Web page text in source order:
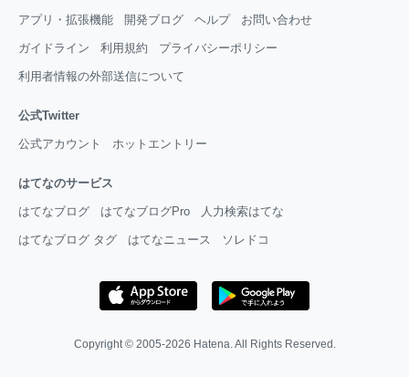
アプリ・拡張機能 開発ブログ ヘルプ お問い合わせ
ガイドライン 利用規約 プライバシーポリシー
利用者情報の外部送信について
公式Twitter
公式アカウント ホットエントリー
はてなのサービス
はてなブログ はてなブログPro 人力検索はてな
はてなブログ タグ はてなニュース ソレドコ
Copyright © 2005-2026 Hatena. All Rights Reserved.